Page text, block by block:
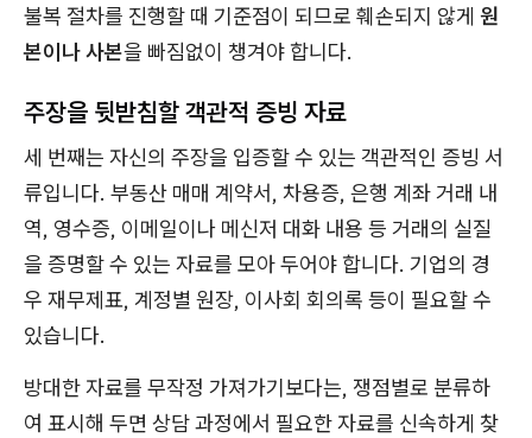
불복 절차를 진행할 때 기준점이 되므로 훼손되지 않게 원
본이나 사본을 빠짐없이 챙겨야 합니다.
주장을 뒷받침할 객관적 증빙 자료
세 번째는 자신의 주장을 입증할 수 있는 객관적인 증빙 서
류입니다. 부동산 매매 계약서, 차용증, 은행 계좌 거래 내
역, 영수증, 이메일이나 메신저 대화 내용 등 거래의 실질
을 증명할 수 있는 자료를 모아 두어야 합니다. 기업의 경
우 재무제표, 계정별 원장, 이사회 회의록 등이 필요할 수
있습니다.
방대한 자료를 무작정 가져가기보다는, 쟁점별로 분류하
여 표시해 두면 상담 과정에서 필요한 자료를 신속하게 찾